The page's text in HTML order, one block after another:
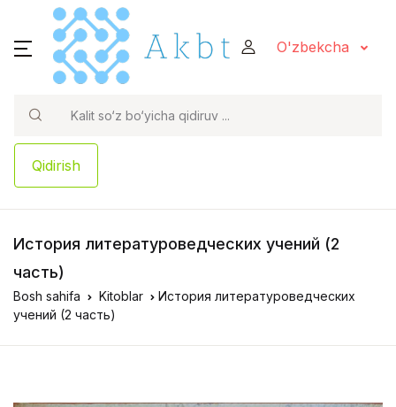
O'zbekcha
Qidirish
История литературоведческих учений (2
часть)
Bosh sahifa Kitoblar
История литературоведческих
учений (2 часть)